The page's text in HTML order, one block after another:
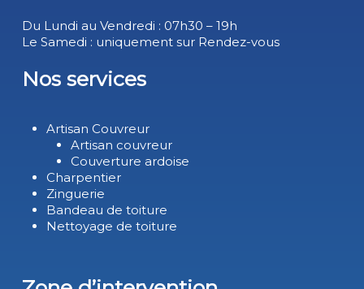
Du Lundi au Vendredi : 07h30 – 19h
Le Samedi : uniquement sur Rendez-vous
Nos services
Artisan Couvreur
Artisan couvreur
Couverture ardoise
Charpentier
Zinguerie
Bandeau de toiture
Nettoyage de toiture